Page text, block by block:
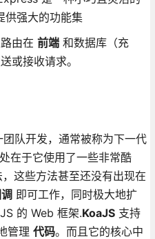
供强大的功能集
由在 前端和数据库（充
或接收请求。
队开发，通常被称为下一代
在于它使用了一些非常酷
这些方法甚至还没有出现在
即可工作，同时极大地扩
的 Web 框架.KoaJS支持
管理 代码。而且它的核心中